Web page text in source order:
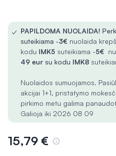
✓ PAPILDOMA NUOLAIDA!
suteikiama -3€ nuolaida
kodu IMK5 suteikiama -5€
49 eur su kodu IMK8
Nuolaidos sumuojamos.
akcijai 1+1, pristatymo
pirkimo metu galima
Galioja iki 2026 08 09
15,79 €